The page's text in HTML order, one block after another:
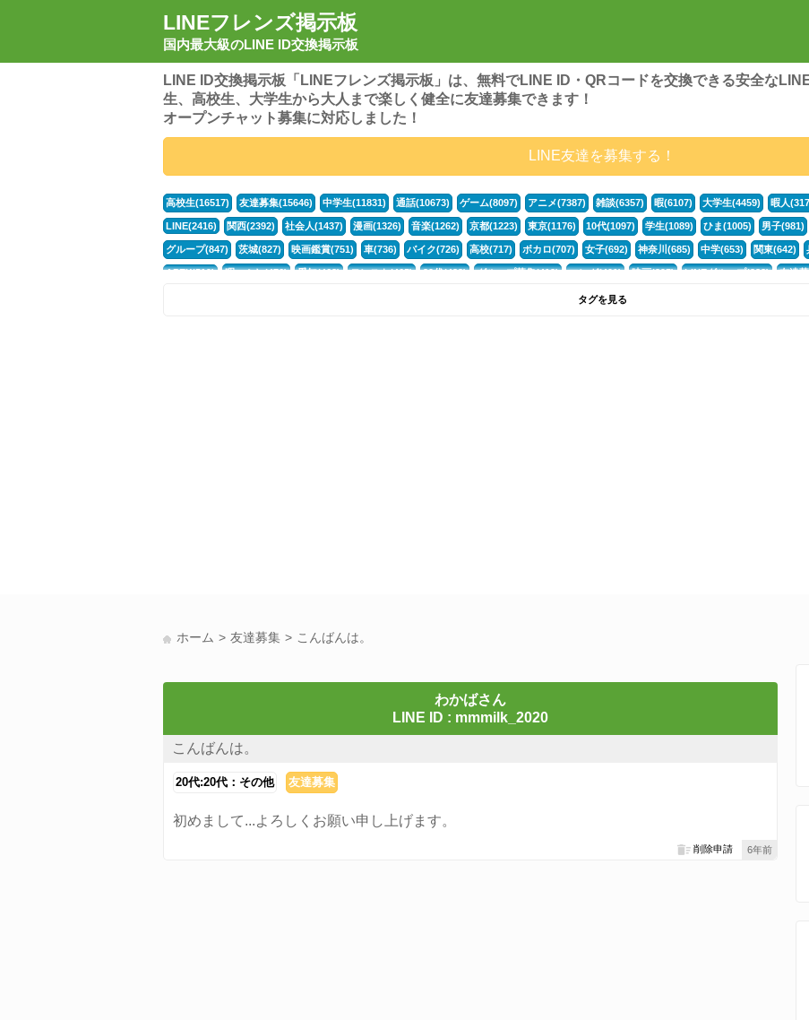
LINEフレンズ掲示板
国内最大級のLINE ID交換掲示板
LINE ID交換掲示板「LINEフレンズ掲示板」は、無料でLINE ID・QRコードを交換できる安全な
生、高校生、大学生から大人まで楽しく健全に友達募集できます！
オープンチャット募集に対応しました！
LINE友達を募集する！
高校生(16517) 友達募集(15646) 中学生(11831) 通話(10673) ゲーム(8097) アニメ(7387) 雑談(6357) 暇(6107) 大学生(4459) 暇人
LINE(2416) 関西(2392) 社会人(1437) 漫画(1326) 音楽(1262) 京都(1223) 東京(1176) 10代(1097) 学生(1089) ひま(1005) 男子(981)
グループ(847) 茨城(827) 映画鑑賞(751) 車(736) バイク(726) 高校(717) ボカロ(707) 女子(692) 神奈川(685) 中学(653) 関東(642)
APEX(519) 暇つぶし(476) 愛知(468) モンスト(465) 30代(433) グループ募集(412) マンガ(401) 映画(395) LINEグループ(388) 友達
フォートナイト(320)
タグを見る
ホーム 友達募集 こんばんは。
わかばさん
LINE ID : mmmilk_2020
こんばんは。
20代:20代：その他 友達募集
初めまして...よろしくお願い申し上げます。
6年前
削除申請